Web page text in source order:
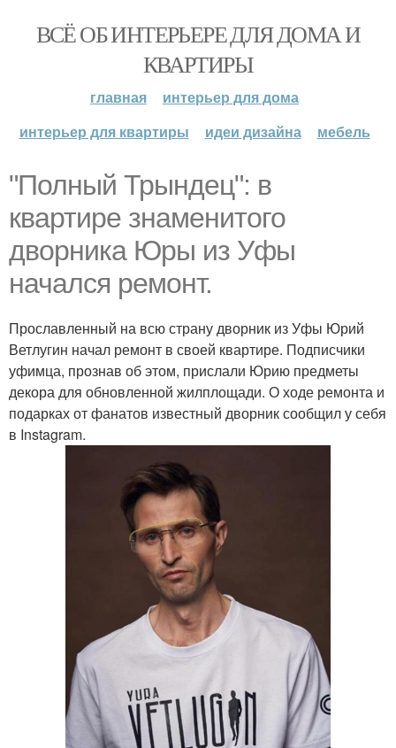
ВСЁ ОБ ИНТЕРЬЕРЕ ДЛЯ ДОМА И
КВАРТИРЫ
главная
интерьер для дома
интерьер для квартиры
идеи дизайна мебель
"Полный Трындец": в
квартире знаменитого
дворника Юры из Уфы
начался ремонт.
Прославленный на всю страну дворник из Уфы Юрий
Ветлугин начал ремонт в своей квартире. Подписчики
уфимца, прознав об этом, прислали Юрию предметы
декора для обновленной жилплощади. О ходе ремонта и
подарках от фанатов известный дворник сообщил у себя
в Instagram.